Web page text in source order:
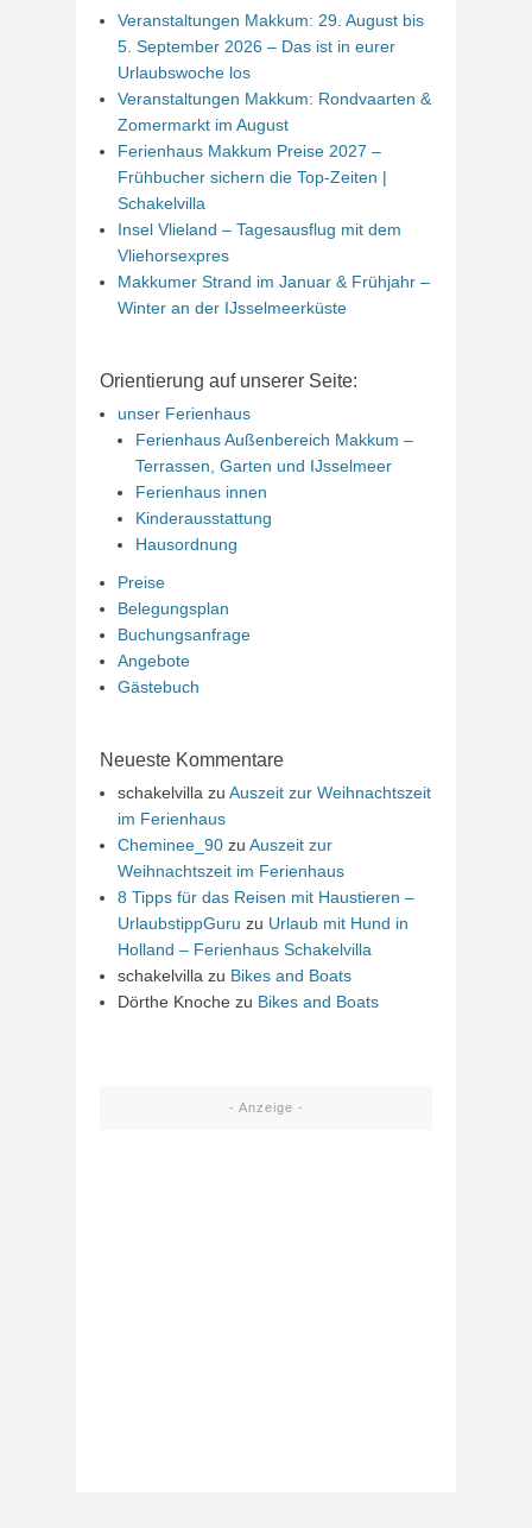
Veranstaltungen Makkum: 29. August bis
5. September 2026 – Das ist in eurer
Urlaubswoche los
Veranstaltungen Makkum: Rondvaarten &
Zomermarkt im August
Ferienhaus Makkum Preise 2027 –
Frühbucher sichern die Top-Zeiten |
Schakelvilla
Insel Vlieland – Tagesausflug mit dem
Vliehorsexpres
Makkumer Strand im Januar & Frühjahr –
Winter an der IJsselmeerküste
Orientierung auf unserer Seite:
unser Ferienhaus
Ferienhaus Außenbereich Makkum –
Terrassen, Garten und IJsselmeer
Ferienhaus innen
Kinderausstattung
Hausordnung
Preise
Belegungsplan
Buchungsanfrage
Angebote
Gästebuch
Neueste Kommentare
schakelvilla zu Auszeit zur Weihnachtszeit
im Ferienhaus
Cheminee_90 zu Auszeit zur
Weihnachtszeit im Ferienhaus
8 Tipps für das Reisen mit Haustieren –
UrlaubstippGuru zu Urlaub mit Hund in
Holland – Ferienhaus Schakelvilla
schakelvilla zu Bikes and Boats
Dörthe Knoche zu Bikes and Boats
- Anzeige -